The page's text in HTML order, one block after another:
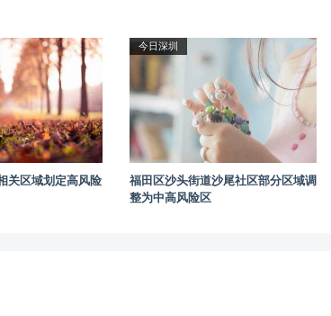
关区域划定高风险
今日深圳
福田区沙头街道沙尾社区部分区域调
整为中高风险区